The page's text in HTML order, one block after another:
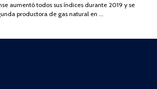
2025
aumentó todos sus índices durante 2019 y se
productora de gas natural en …